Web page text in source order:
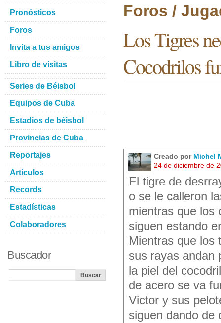
Foros /
Los Tigres
Cocodrilos
Creado por Michel
24 de diciembre de
El tigre de
o se le calleron
mientras que los
siguen estando
Mientras que los
sus rayas andan
la piel del
de acero se va
Victor y sus
siguen dando de
Pronósticos
Foros
Invita a tus amigos
Libro de visitas
Series de Béisbol
Equipos de Cuba
Estadios de béisbol
Provincias de Cuba
Reportajes
Artículos
Records
Estadísticas
Colaboradores
Buscador